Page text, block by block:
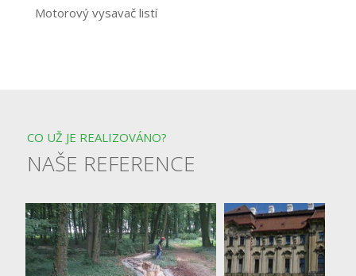
Motorový vysavač listí
CO UŽ JE REALIZOVÁNO?
NAŠE REFERENCE